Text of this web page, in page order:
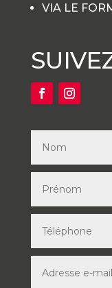
VIA LE